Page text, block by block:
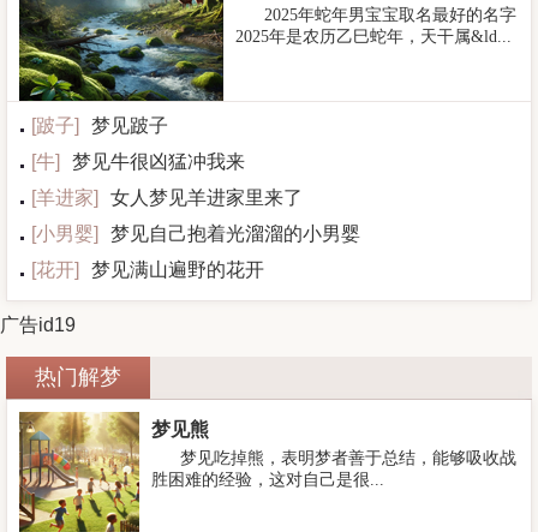
2025年蛇年男宝宝取名最好的名字
2025年是农历乙巳蛇年，天干属&ld...
[跛子]
梦见跛子
[牛]
梦见牛很凶猛冲我来
[羊进家]
女人梦见羊进家里来了
[小男婴]
梦见自己抱着光溜溜的小男婴
[花开] 梦见满山遍野的花开
广告id19
热门解梦
梦见熊
梦见吃掉熊，表明梦者善于总结，能够吸收战
胜困难的经验，这对自己是很...